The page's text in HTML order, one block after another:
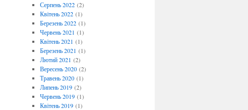
Серпень 2022(2)
Квітень 2022(1)
Березень 2022(1)
Червень 2021 (1)
Квітень 2021 (1)
Березень 2021 (1)
Лютий 2021 (2)
Вересень 2020(2)
Травень 2020(1)
Липень 2019(2)
Червень 2019(1)
Квітень 2019(1)